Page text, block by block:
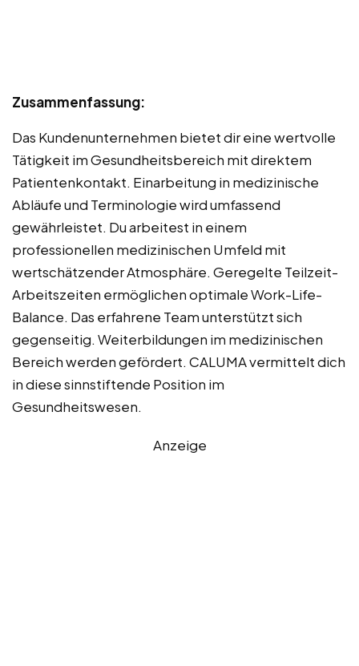
Zusammenfassung:
Das Kundenunternehmen bietet dir eine wertvolle
Tätigkeit im Gesundheitsbereich mit direktem
Patientenkontakt. Einarbeitung in medizinische
Abläufe und Terminologie wird umfassend
gewährleistet. Du arbeitest in einem
professionellen medizinischen Umfeld mit
wertschätzender Atmosphäre. Geregelte Teilzeit-
Arbeitszeiten ermöglichen optimale Work-Life-
Balance. Das erfahrene Team unterstützt sich
gegenseitig. Weiterbildungen im medizinischen
Bereich werden gefördert. CALUMA vermittelt dich
in diese sinnstiftende Position im
Gesundheitswesen.
Anzeige